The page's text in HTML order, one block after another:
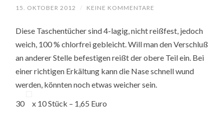
15. OKTOBER 2012 / KEINE KOMMENTARE
Diese Taschentücher sind 4-lagig, nicht reißfest, jedoch
weich, 100 % chlorfrei gebleicht. Will man den Verschluß
an anderer Stelle befestigen reißt der obere Teil ein. Bei
einer richtigen Erkältung kann die Nase schnell wund
werden, könnten noch etwas weicher sein.
30 x 10 Stück – 1,65 Euro